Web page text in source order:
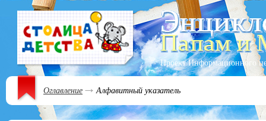
Проект Информационного
Оглавление Алфавитный указатель